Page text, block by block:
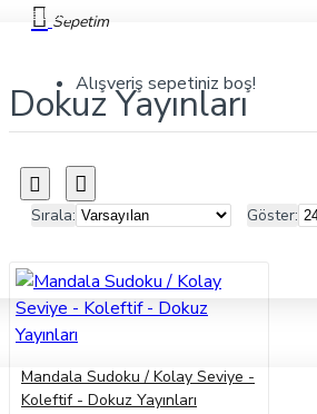
Sepetim
Alışveriş sepetiniz boş!
Markalar
Dokuz Yayınları
Sırala: Göster:
Mandala Sudoku / Kolay Seviye -
Koleftif - Dokuz Yayınları